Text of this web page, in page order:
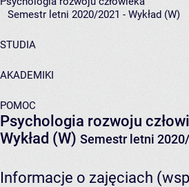
Semestr letni 2020/2021 - Wykład (W)
STUDIA
AKADEMIKI
POMOC
Psychologia rozwoju
Wykład (W) Semestr letni
Informacje o zajęciach